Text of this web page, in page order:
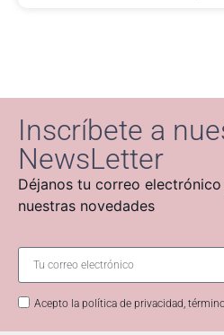
Inscríbete a
NewsLetter
Déjanos tu correo
nuestras novedades
Acepto la política de privacidad,